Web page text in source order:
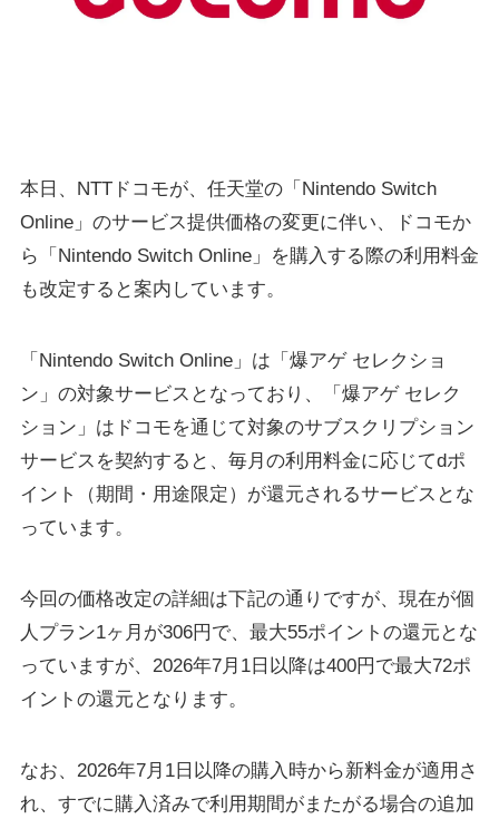
本日、NTTドコモが、任天堂の「Nintendo Switch
Online」のサービス提供価格の変更に伴い、ドコモか
ら「Nintendo Switch Online」を購入する際の利用料金
も改定すると案内しています。
「Nintendo Switch Online」は「爆アゲ セレクショ
ン」の対象サービスとなっており、「爆アゲ セレク
ション」はドコモを通じて対象のサブスクリプション
サービスを契約すると、毎月の利用料金に応じてdポ
イント（期間・用途限定）が還元されるサービスとな
っています。
今回の価格改定の詳細は下記の通りですが、現在が個
人プラン1ヶ月が306円で、最大55ポイントの還元とな
っていますが、2026年7月1日以降は400円で最大72ポ
イントの還元となります。
なお、2026年7月1日以降の購入時から新料金が適用さ
れ、すでに購入済みで利用期間がまたがる場合の追加